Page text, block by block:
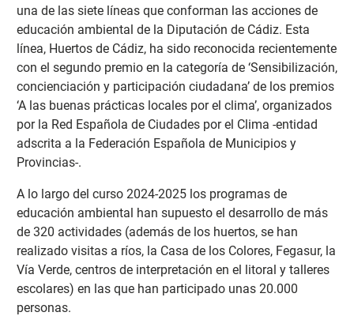
una de las siete líneas que conforman las acciones de
educación ambiental de la Diputación de Cádiz. Esta
línea, Huertos de Cádiz, ha sido reconocida recientemente
con el segundo premio en la categoría de ‘Sensibilización,
concienciación y participación ciudadana’ de los premios
‘A las buenas prácticas locales por el clima’, organizados
por la Red Española de Ciudades por el Clima -entidad
adscrita a la Federación Española de Municipios y
Provincias-.
A lo largo del curso 2024-2025 los programas de
educación ambiental han supuesto el desarrollo de más
de 320 actividades (además de los huertos, se han
realizado visitas a ríos, la Casa de los Colores, Fegasur, la
Vía Verde, centros de interpretación en el litoral y talleres
escolares) en las que han participado unas 20.000
personas.